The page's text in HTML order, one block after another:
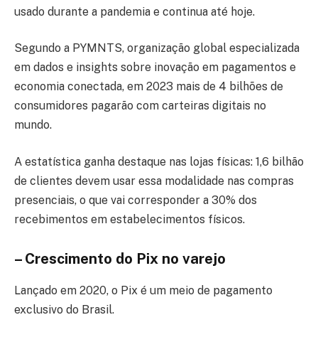
usado durante a pandemia e continua até hoje.
Segundo a PYMNTS, organização global especializada
em dados e insights sobre inovação em pagamentos e
economia conectada, em 2023 mais de 4 bilhões de
consumidores pagarão com carteiras digitais no
mundo.
A estatística ganha destaque nas lojas físicas: 1,6 bilhão
de clientes devem usar essa modalidade nas compras
presenciais, o que vai corresponder a 30% dos
recebimentos em estabelecimentos físicos.
– Crescimento do Pix no varejo
Lançado em 2020, o Pix é um meio de pagamento
exclusivo do Brasil.